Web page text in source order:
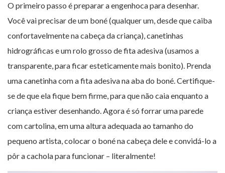
O primeiro passo é preparar a engenhoca para desenhar.
Você vai precisar de um boné (qualquer um, desde que caiba
confortavelmente na cabeça da criança), canetinhas
hidrográficas e um rolo grosso de fita adesiva (usamos a
transparente, para ficar esteticamente mais bonito). Prenda
uma canetinha com a fita adesiva na aba do boné. Certifique-
se de que ela fique bem firme, para que não caia enquanto a
criança estiver desenhando. Agora é só forrar uma parede
com cartolina, em uma altura adequada ao tamanho do
pequeno artista, colocar o boné na cabeça dele e convidá-lo a
pôr a cachola para funcionar – literalmente!